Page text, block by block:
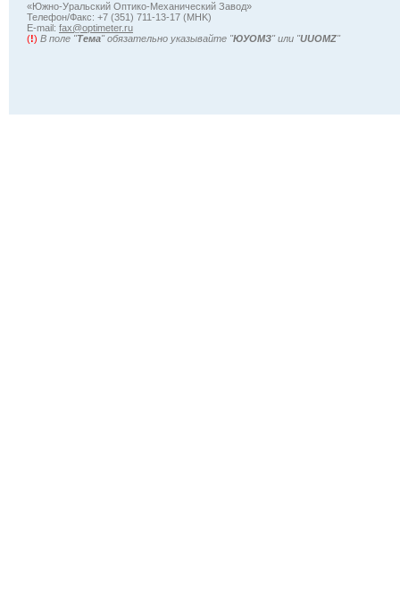
«Южно-Уральский Оптико-Механический Завод»
Телефон/Факс: +7 (351) 711-13-17 (MHK)
Е-mail: fax@optimeter.ru
(!) В поле "Тема" обязательно указывайте "ЮУОМЗ" или "UUOMZ"